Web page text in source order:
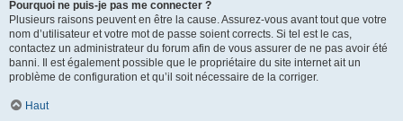
Pourquoi ne puis-je pas me connecter ?
Plusieurs raisons peuvent en être la cause. Assurez-vous avant tout que votre
nom d’utilisateur et votre mot de passe soient corrects. Si tel est le cas,
contactez un administrateur du forum afin de vous assurer de ne pas avoir été
banni. Il est également possible que le propriétaire du site internet ait un
problème de configuration et qu’il soit nécessaire de la corriger.
Haut